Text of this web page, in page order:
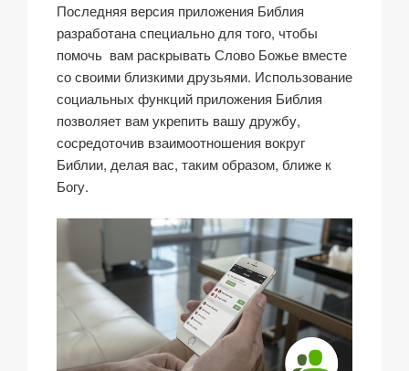
Последняя версия приложения Библия
разработана специально для того, чтобы
помочь вам раскрывать Слово Божье вместе
со своими близкими друзьями. Использование
социальных функций приложения Библия
позволяет вам укрепить вашу дружбу,
сосредоточив взаимоотношения вокруг
Библии, делая вас, таким образом, ближе к
Богу.